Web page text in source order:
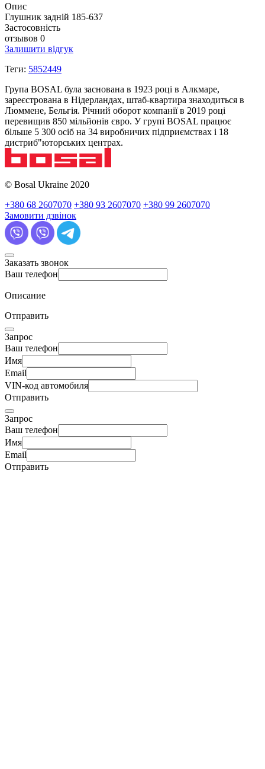
Опис
Глушник задній 185-637
Застосовність
отзывов 0
Залишити відгук
Теги: 5852449
Група BOSAL була заснована в 1923 році в Алкмаре,
зареєстрована в Нідерландах, штаб-квартира знаходиться в
Люммене, Бельгія. Річний оборот компанії в 2019 році
перевищив 850 мільйонів євро. У групі BOSAL працює
більше 5 300 осіб на 34 виробничих підприємствах і 18
дистриб"юторських центрах.
© Bosal Ukraine 2020
+380 68 2607070 +380 93 2607070 +380 99 2607070
Замовити дзвінок
Заказать звонок
Ваш телефон
Описание
Отправить
Запрос
Ваш телефон
Имя
Email
VIN-код автомобиля
Отправить
Запрос
Ваш телефон
Имя
Email
Отправить